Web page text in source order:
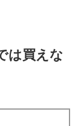
は買えな